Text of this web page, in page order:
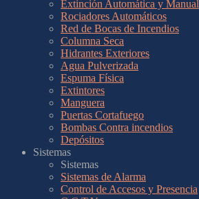
Extinción Automática y Manual
Rociadores Automáticos
Red de Bocas de Incendios
Columna Seca
Hidrantes Exteriores
Agua Pulverizada
Espuma Física
Extintores
Manguera
Puertas Cortafuego
Bombas Contra incendios
Depósitos
Sistemas
Sistemas
Sistemas de Alarma
Control de Accesos y Presencia